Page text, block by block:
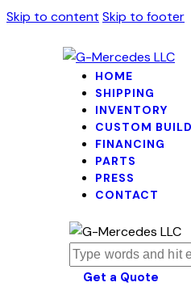
Skip to content Skip to footer
HOME
SHIPPING
INVENTORY
CUSTOM BUILD
FINANCING
PARTS
PRESS
CONTACT
Get a Quote